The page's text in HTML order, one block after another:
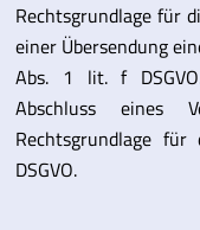
Rechtsgrundlage für
einer Übersendung
Abs. 1 lit. f
Abschluss eines
Rechtsgrundlage
DSGVO.